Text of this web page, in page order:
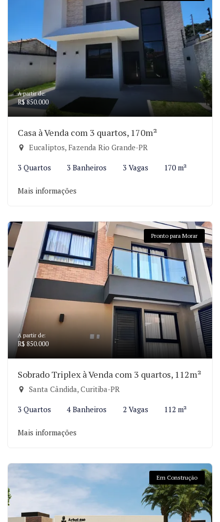
A partir de:
R$ 850.000
Casa à Venda com 3 quartos, 170m²
Eucaliptos, Fazenda Rio Grande-PR
3 Quartos 3 Banheiros 3 Vagas 170 m²
Mais informações
Pronto para Morar
A partir de:
R$ 850.000
Sobrado Triplex à Venda com 3 quartos, 112m²
Santa Cândida, Curitiba-PR
3 Quartos 4 Banheiros 2 Vagas 112 m²
Mais informações
Em Construção